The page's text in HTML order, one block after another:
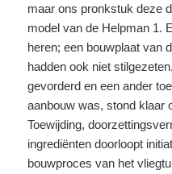
maar ons pronkstuk deze
model van de Helpman 1.
heren; een bouwplaat van
hadden ook niet
gevorderd en een ander
aanbouw was, stond klaar
Toewijding,
ingrediënten doorloopt
bouwproces van het